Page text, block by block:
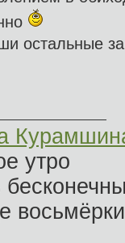
остальные
утро
восьмёрки